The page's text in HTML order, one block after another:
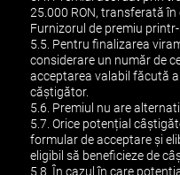
25.000 RON, transferată
Furnizorul de premiu
5.5. Pentru finalizarea
considerare un număr de
acceptarea valabil făcută
căștigător.
5.6. Premiul nu are
5.7. Orice potențial
formular de acceptare și
eligibil să beneficieze de
5.8. În cazul în care